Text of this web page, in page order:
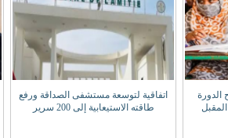
الدورة
المقبل
اتفاقية لتوسعة مستشفى الصداقة ورفع
طاقته الاستيعابية إلى 200 سرير